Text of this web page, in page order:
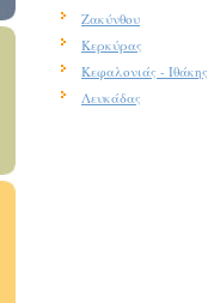
Ζακύνθου
Κερκύρας
Κεφαλονιάς - Ιθάκης
Λευκάδας